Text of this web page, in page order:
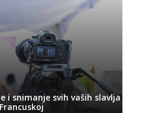
i snimanje svih vaših slavlja